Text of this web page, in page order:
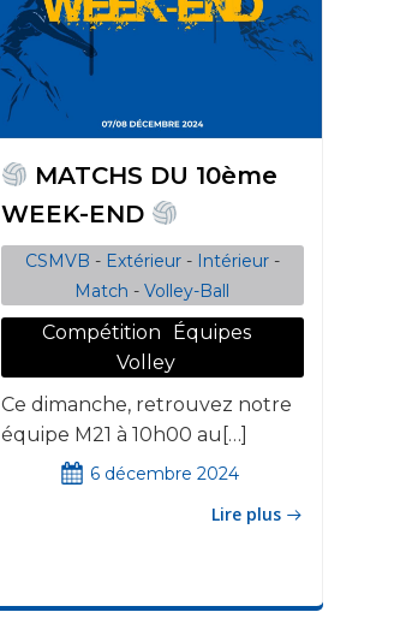
MATCHS DU 10ème
WEEK-END
CSMVB - Extérieur - Intérieur -
Match - Volley-Ball
Compétition
Équipes
Volley
Ce dimanche, retrouvez notre
équipe M21 à 10h00 au[…]
6 décembre 2024
Lire plus